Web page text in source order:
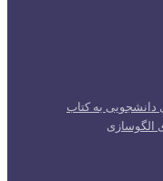
دانشجویی به کتاب
الگوسازی